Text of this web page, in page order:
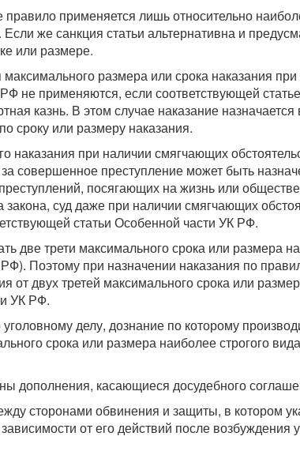
применяется лишь относительно
же санкция статьи альтернативна и
или размере.
размера или срока наказания
не применяются, если соответствующей
казнь. В этом случае наказание назначается
сроку или размеру наказания.
наказания при наличии смягчающих
совершенное преступление может быть
посягающих на жизнь или
суд даже при наличии смягчающих
статьи Особенной части УК РФ.
две трети максимального срока или размера
Поэтому при назначении наказания по
от двух третей максимального срока или
УК РФ.
делу, дознание по которому
срока или размера наиболее строгого
касающиеся досудебного
сторонами обвинения и защиты, в котором
от его действий после возбуждения